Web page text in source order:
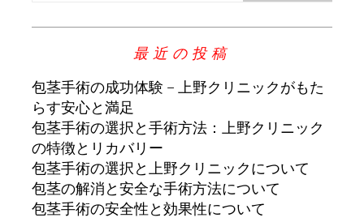
最近の投稿
包茎手術の成功体験 – 上野クリニックがもた
らす安心と満足
包茎手術の選択と手術方法：上野クリニック
の特徴とリカバリー
包茎手術の選択と上野クリニックについて
包茎の解消と安全な手術方法について
包茎手術の安全性と効果性について